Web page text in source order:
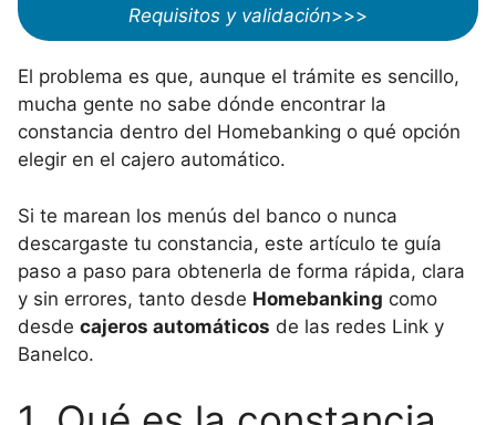
Requisitos y validación>>>
El problema es que, aunque el trámite es sencillo,
mucha gente no sabe dónde encontrar la
constancia dentro del Homebanking o qué opción
elegir en el cajero automático.
Si te marean los menús del banco o nunca
descargaste tu constancia, este artículo te guía
paso a paso para obtenerla de forma rápida, clara
y sin errores, tanto desde Homebanking como
desde cajeros automáticos de las redes Link y
Banelco.